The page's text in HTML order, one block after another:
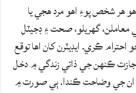
هر شخص پوءِ اهو مرد هجي يا
گهريلو، صحت ۽ ڊجيٽل
ڪري. ايڊيٽرن کان اها توقع
ڪنهن جي ذاتي زندگي ۾ دخل
جي وضاحت ڪندا. ٻي صورت ۾